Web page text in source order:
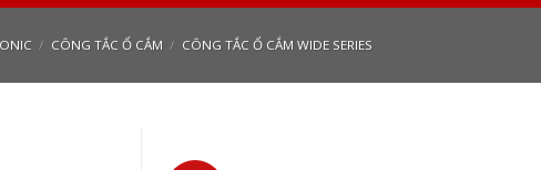
/ CÔNG TẮC Ổ CẮM / CÔNG TẮC Ổ CẮM WIDE SERIES